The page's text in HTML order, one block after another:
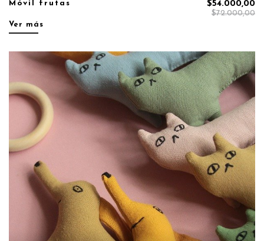
Móvil frutas $54.000,00
$72.000,00
Ver más